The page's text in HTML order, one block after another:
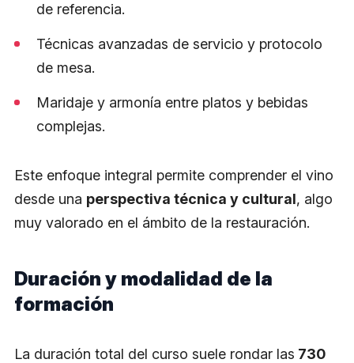
de referencia.
Técnicas avanzadas de servicio y protocolo
de mesa.
Maridaje y armonía entre platos y bebidas
complejas.
Este enfoque integral permite comprender el vino
desde una perspectiva técnica y cultural, algo
muy valorado en el ámbito de la restauración.
Duración y modalidad de la
formación
La duración total del curso suele rondar las 730